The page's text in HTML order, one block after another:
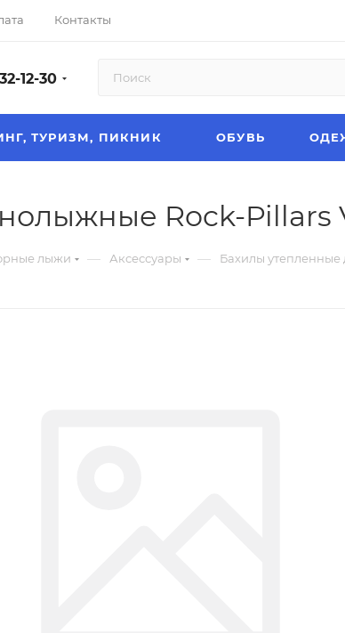
Контакты
12-30
ТУРИЗМ, ПИКНИК ОБУВЬ
Rock-Pillars
лыжи — Аксессуары — Бахилы утепленные